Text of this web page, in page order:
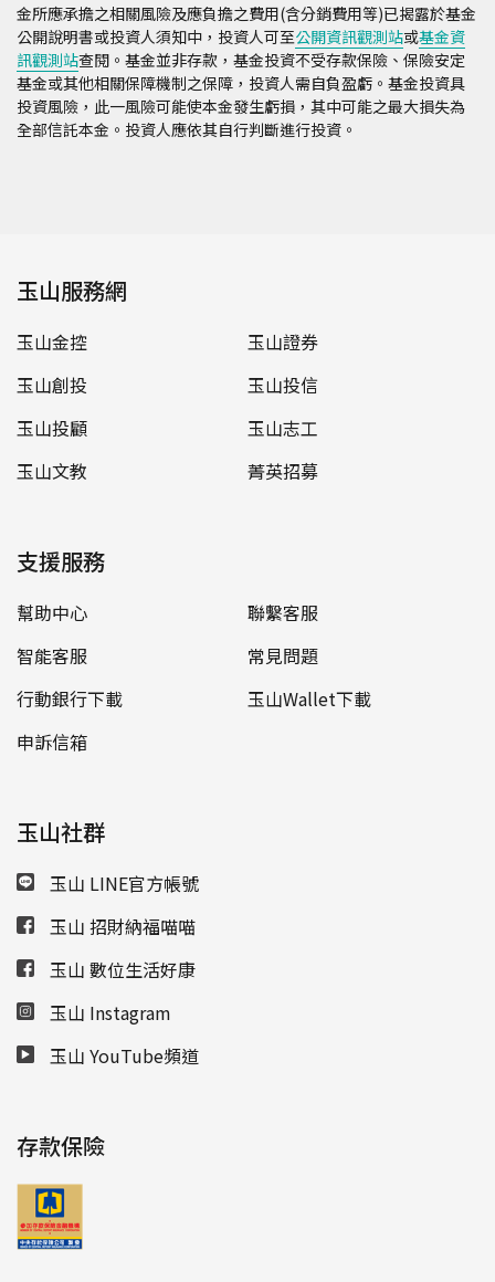
金所應承擔之相關風險及應負擔之費用(含分銷費用等)已揭露於基金
公開說明書或投資人須知中，投資人可至公開資訊觀測站或基金資
訊觀測站查閱。基金並非存款，基金投資不受存款保險、保險安定
基金或其他相關保障機制之保障，投資人需自負盈虧。基金投資具
投資風險，此一風險可能使本金發生虧損，其中可能之最大損失為
全部信託本金。投資人應依其自行判斷進行投資。
玉山服務網
玉山金控
玉山證券
玉山創投
玉山投信
玉山投顧
玉山志工
玉山文教
菁英招募
支援服務
幫助中心
聯繫客服
智能客服
常見問題
行動銀行下載
玉山Wallet下載
申訴信箱
玉山社群
玉山 LINE官方帳號
玉山 招財納福喵喵
玉山 數位生活好康
玉山 Instagram
玉山 YouTube頻道
存款保險